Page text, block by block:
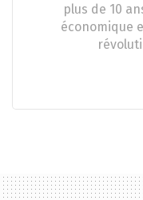
plus de 10
économique